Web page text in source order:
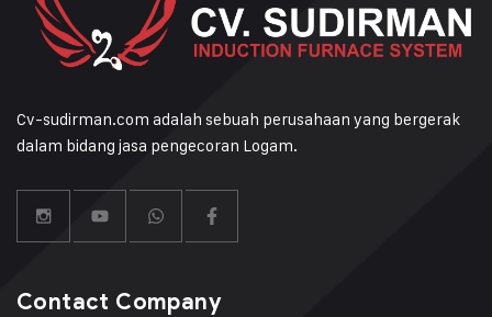
Cv-sudirman.com adalah sebuah perusahaan yang bergerak
dalam bidang jasa pengecoran Logam.
Contact Company